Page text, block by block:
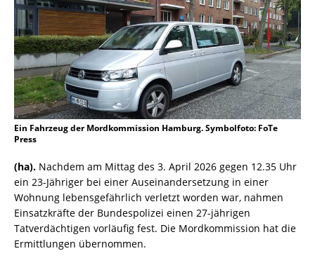
Ein Fahrzeug der Mordkommission Hamburg. Symbolfoto: FoTe
Press
(ha). Nachdem am Mittag des 3. April 2026 gegen 12.35 Uhr
ein 23-Jähriger bei einer Auseinandersetzung in einer
Wohnung lebensgefährlich verletzt worden war, nahmen
Einsatzkräfte der Bundespolizei einen 27-jährigen
Tatverdächtigen vorläufig fest. Die Mordkommission hat die
Ermittlungen übernommen.